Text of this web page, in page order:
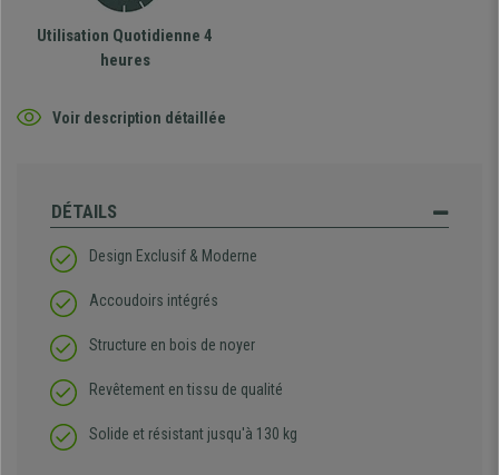
Utilisation Quotidienne 4
heures
Voir description détaillée
DÉTAILS
Design Exclusif & Moderne
Accoudoirs intégrés
Structure en bois de noyer
Revêtement en tissu de qualité
Solide et résistant jusqu'à 130 kg